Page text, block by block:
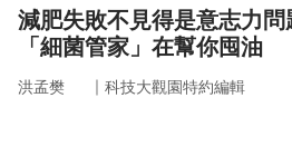
減肥失敗不見得是意志力
「細菌管家」在幫你囤油
洪孟樊 ｜ 科技大觀園特約編輯